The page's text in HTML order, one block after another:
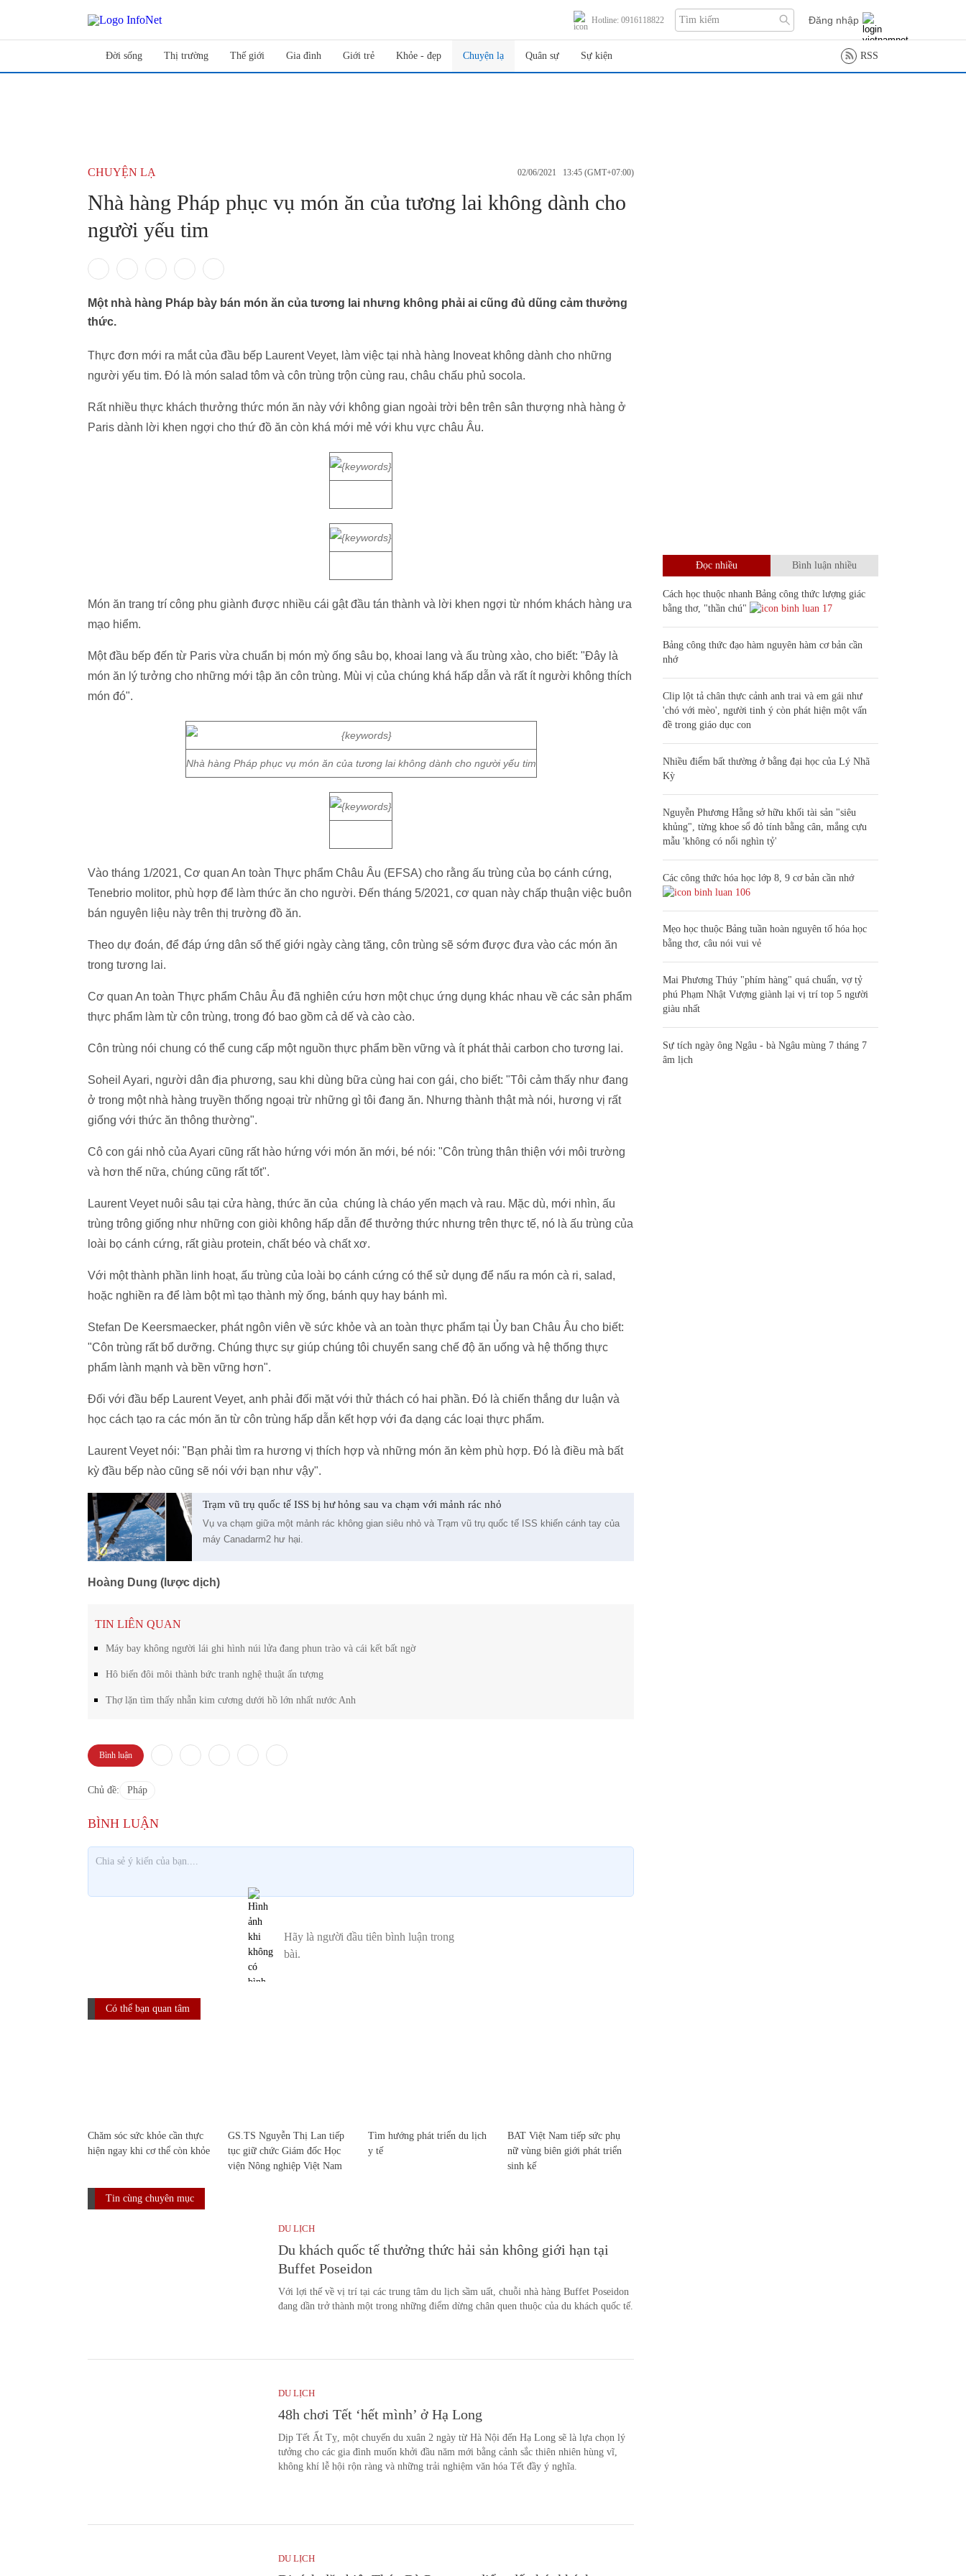
Hotline: 0916118822 Đăng nhập
Đời sống Thị trường Thế giới Gia đình Giới trẻ Khỏe - đẹp Chuyện lạ Quân sự Sự kiện RSS
CHUYỆN LẠ 02/06/2021 13:45 (GMT+07:00)
Nhà hàng Pháp phục vụ món ăn của tương lai không dành cho
người yếu tim
Một nhà hàng Pháp bày bán món ăn của tương lai nhưng không phải ai cũng đủ dũng cảm thưởng
thức.
Thực đơn mới ra mắt của đầu bếp Laurent Veyet, làm việc tại nhà hàng Inoveat không dành cho những
người yếu tim. Đó là món salad tôm và côn trùng trộn cùng rau, châu chấu phủ socola.
Rất nhiều thực khách thưởng thức món ăn này với không gian ngoài trời bên trên sân thượng nhà hàng ở
Paris dành lời khen ngợi cho thứ đồ ăn còn khá mới mẻ với khu vực châu Âu.
Món ăn trang trí công phu giành được nhiều cái gật đầu tán thành và lời khen ngợi từ nhóm khách hàng ưa
mạo hiểm.
Một đầu bếp đến từ Paris vừa chuẩn bị món mỳ ống sâu bọ, khoai lang và ấu trùng xào, cho biết: "Đây là
món ăn lý tưởng cho những mới tập ăn côn trùng. Mùi vị của chúng khá hấp dẫn và rất ít người không thích
món đó".
Nhà hàng Pháp phục vụ món ăn của tương lai không dành cho người yếu tim
Vào tháng 1/2021, Cơ quan An toàn Thực phẩm Châu Âu (EFSA) cho rằng ấu trùng của bọ cánh cứng,
Tenebrio molitor, phù hợp để làm thức ăn cho người. Đến tháng 5/2021, cơ quan này chấp thuận việc buôn
bán nguyên liệu này trên thị trường đồ ăn.
Theo dự đoán, để đáp ứng dân số thế giới ngày càng tăng, côn trùng sẽ sớm được đưa vào các món ăn
trong tương lai.
Cơ quan An toàn Thực phẩm Châu Âu đã nghiên cứu hơn một chục ứng dụng khác nhau về các sản phẩm
thực phẩm làm từ côn trùng, trong đó bao gồm cả dế và cào cào.
Côn trùng nói chung có thể cung cấp một nguồn thực phẩm bền vững và ít phát thải carbon cho tương lai.
Soheil Ayari, người dân địa phương, sau khi dùng bữa cùng hai con gái, cho biết: "Tôi cảm thấy như đang
ở trong một nhà hàng truyền thống ngoại trừ những gì tôi đang ăn. Nhưng thành thật mà nói, hương vị rất
giống với thức ăn thông thường".
Cô con gái nhỏ của Ayari cũng rất hào hứng với món ăn mới, bé nói: "Côn trùng thân thiện với môi trường
và hơn thế nữa, chúng cũng rất tốt".
Laurent Veyet nuôi sâu tại cửa hàng, thức ăn của chúng là cháo yến mạch và rau. Mặc dù, mới nhìn, ấu
trùng trông giống như những con giòi không hấp dẫn để thưởng thức nhưng trên thực tế, nó là ấu trùng của
loài bọ cánh cứng, rất giàu protein, chất béo và chất xơ.
Với một thành phần linh hoạt, ấu trùng của loài bọ cánh cứng có thể sử dụng để nấu ra món cà ri, salad,
hoặc nghiền ra để làm bột mì tạo thành mỳ ống, bánh quy hay bánh mì.
Stefan De Keersmaecker, phát ngôn viên về sức khỏe và an toàn thực phẩm tại Ủy ban Châu Âu cho biết:
"Côn trùng rất bổ dưỡng. Chúng thực sự giúp chúng tôi chuyển sang chế độ ăn uống và hệ thống thực
phẩm lành mạnh và bền vững hơn".
Đối với đầu bếp Laurent Veyet, anh phải đối mặt với thử thách có hai phần. Đó là chiến thắng dư luận và
học cách tạo ra các món ăn từ côn trùng hấp dẫn kết hợp với đa dạng các loại thực phẩm.
Laurent Veyet nói: "Bạn phải tìm ra hương vị thích hợp và những món ăn kèm phù hợp. Đó là điều mà bất
kỳ đầu bếp nào cũng sẽ nói với bạn như vậy".
Trạm vũ trụ quốc tế ISS bị hư hỏng sau va chạm với mảnh rác nhỏ
Vụ va chạm giữa một mảnh rác không gian siêu nhỏ và Trạm vũ trụ quốc tế ISS khiến cánh tay của
máy Canadarm2 hư hại.
Hoàng Dung (lược dịch)
TIN LIÊN QUAN
Máy bay không người lái ghi hình núi lửa đang phun trào và cái kết bất ngờ
Hô biến đôi môi thành bức tranh nghệ thuật ấn tượng
Thợ lặn tìm thấy nhẫn kim cương dưới hồ lớn nhất nước Anh
Bình luận
Chủ đề: Pháp
Có thể bạn quan tâm
Chăm sóc sức khỏe cần thực
hiện ngay khi cơ thể còn khỏe
GS.TS Nguyễn Thị Lan tiếp
tục giữ chức Giám đốc Học
viện Nông nghiệp Việt Nam
Tìm hướng phát triển du lịch
y tế
BAT Việt Nam tiếp sức phụ
nữ vùng biên giới phát triển
sinh kế
Tin cùng chuyên mục
DU LỊCH
Du khách quốc tế thưởng thức hải sản không giới hạn tại
Buffet Poseidon
Với lợi thế về vị trí tại các trung tâm du lịch sầm uất, chuỗi nhà hàng Buffet Poseidon
đang dần trở thành một trong những điểm dừng chân quen thuộc của du khách quốc tế.
DU LỊCH
48h chơi Tết ‘hết mình’ ở Hạ Long
Dịp Tết Ất Tỵ, một chuyến du xuân 2 ngày từ Hà Nội đến Hạ Long sẽ là lựa chọn lý
tưởng cho các gia đình muốn khởi đầu năm mới bằng cảnh sắc thiên nhiên hùng vĩ,
không khí lễ hội rộn ràng và những trải nghiệm văn hóa Tết đầy ý nghĩa.
DU LỊCH
Đọc nhiều Bình luận nhiều
Cách học thuộc nhanh Bảng công thức lượng giác
bằng thơ, "thần chú"
17
Bảng công thức đạo hàm nguyên hàm cơ bản cần
nhớ
Clip lột tả chân thực cảnh anh trai và em gái như
'chó với mèo', người tinh ý còn phát hiện một vấn
đề trong giáo dục con
Nhiều điểm bất thường ở bằng đại học của Lý Nhã
Kỳ
Nguyễn Phương Hằng sở hữu khối tài sản "siêu
khủng", từng khoe sổ đỏ tính bằng cân, mắng cựu
mẫu 'không có nổi nghìn tỷ'
Các công thức hóa học lớp 8, 9 cơ bản cần nhớ
106
Mẹo học thuộc Bảng tuần hoàn nguyên tố hóa học
bằng thơ, câu nói vui vẻ
Mai Phương Thúy "phím hàng" quá chuẩn, vợ tỷ
phú Phạm Nhật Vượng giành lại vị trí top 5 người
giàu nhất
Sự tích ngày ông Ngâu - bà Ngâu mùng 7 tháng 7
âm lịch